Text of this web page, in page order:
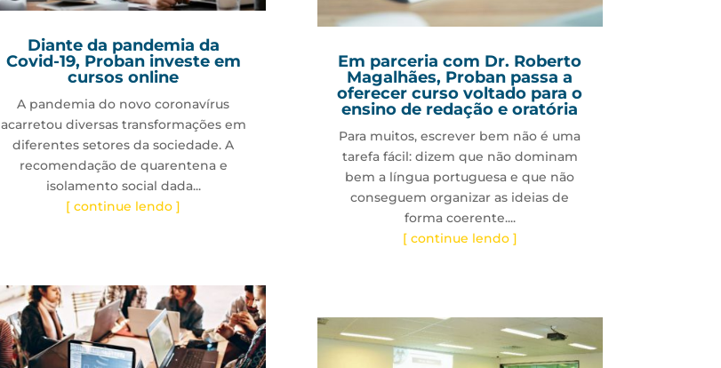
Diante da pandemia da
Covid-19, Proban investe em
cursos online
A pandemia do novo coronavírus
acarretou diversas transformações em
diferentes setores da sociedade. A
recomendação de quarentena e
isolamento social dada...
[ continue lendo ]
Em parceria com Dr. Roberto
Magalhães, Proban passa a
oferecer curso voltado para o
ensino de redação e oratória
Para muitos, escrever bem não é uma
tarefa fácil: dizem que não dominam
bem a língua portuguesa e que não
conseguem organizar as ideias de
forma coerente....
[ continue lendo ]